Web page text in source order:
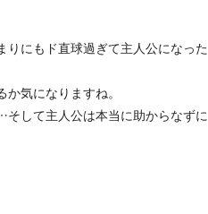
にもド直球過ぎて主人公になった
気になりますね。
して主人公は本当に助からなずに